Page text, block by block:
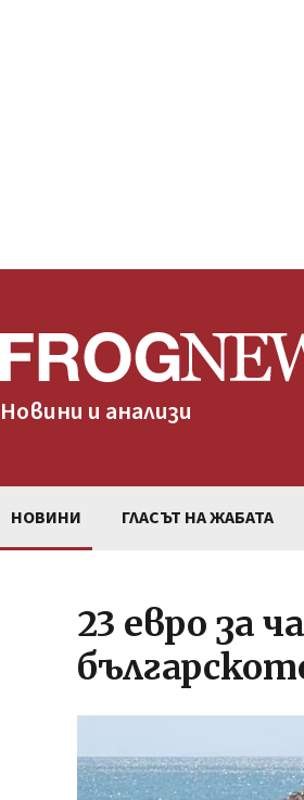
Новини и анализи
НОВИНИ ГЛАСЪТ НА ЖАБАТА
23 евро за